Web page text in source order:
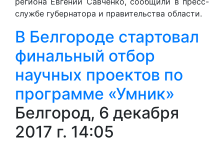
службе губернатора и правительства области.
В Белгороде стартовал
финальный отбор
научных проектов по
программе «Умник»
Белгород, 6 декабря
2017 г. 14:05